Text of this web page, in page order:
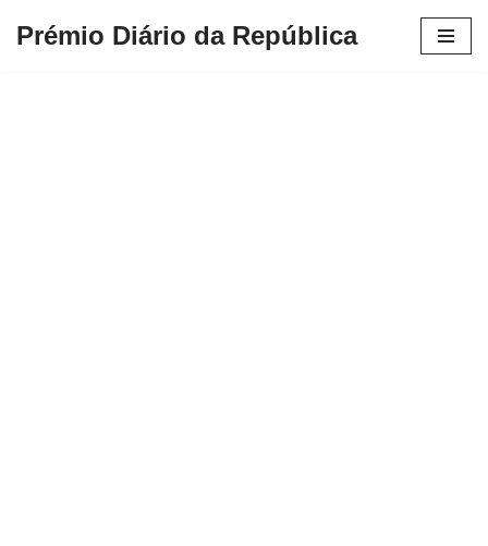
Prémio Diário da República